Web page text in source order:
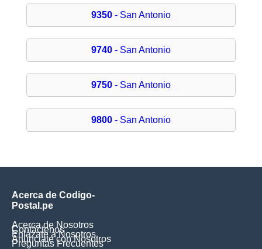
9350- San Antonio
9740- San Antonio
9750- San Antonio
9800- San Antonio
Acerca de Codigo-
Postal.pe
Acerca de Nosotros
Contáctenos
Enlázate a Nosotros
Anúnciate con Nosotros
Preguntas Frecuentes